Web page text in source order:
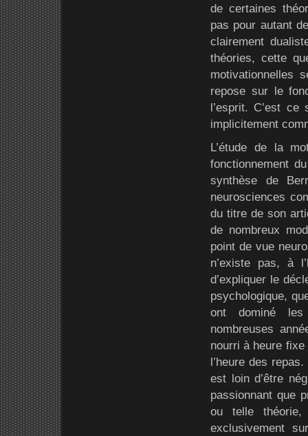
de certaines
pas pour autant
clairement
théories, cette
motivationnelles
repose sur le
l’esprit. C’est
implicitement
L’étude de la
fonctionnement
synthèse de
neurosciences
du titre de son
de nombreux
point de vue
n’existe pas, à
d’expliquer le
psychologique,
ont dominé les
nombreuses
nourri à heure
l’heure des
est loin d’être
passionnant que
ou telle
exclusivement